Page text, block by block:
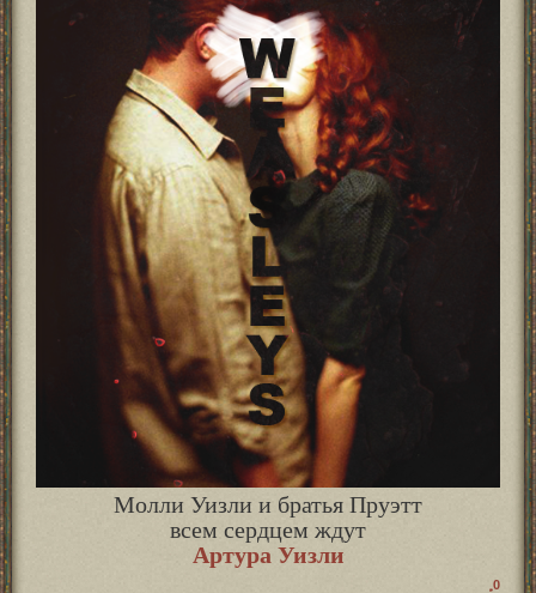
Молли Уизли и братья Пруэтт
всем сердцем ждут
Артура Уизли
0